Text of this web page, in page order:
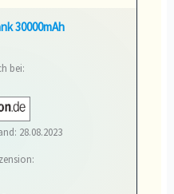
30000mAh
bei:
28.08.2023